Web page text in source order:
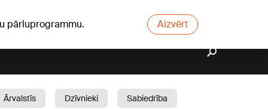
pārluprogrammu. Aizvērt
Ārvalstīs Dzīvnieki
Sabiedrība